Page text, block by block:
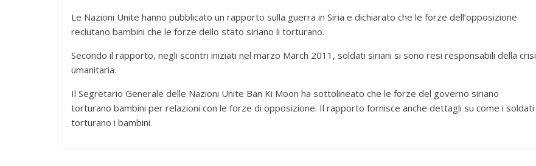
Le Nazioni Unite hanno pubblicato un rapporto sulla guerra in Siria e dichiarato che le forze dell’opposizione
reclutano bambini che le forze dello stato siriano li torturano.
Secondo il rapporto, negli scontri iniziati nel marzo March 2011, soldati siriani si sono resi responsabili della crisi
umanitaria.
Il Segretario Generale delle Nazioni Unite Ban Ki Moon ha sottolineato che le forze del governo siriano
torturano bambini per relazioni con le forze di opposizione. Il rapporto fornisce anche dettagli su come i soldati
torturano i bambini.